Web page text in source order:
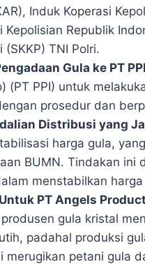
Induk Koperasi
Kepolisian Republik
(SKKP) TNI Polri.
Gula ke PT PPI
(PT PPI) untuk
prosedur dan
Distribusi yang
harga gula,
BUMN. Tindakan ini
menstabilkan harga
PT Angels
gula kristal
padahal produksi
merugikan petani gula